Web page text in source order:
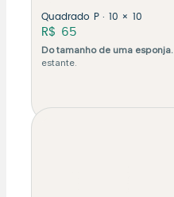
Quadrado P · 10 × 10
R$ 65
Do tamanho de uma esponja.
estante.